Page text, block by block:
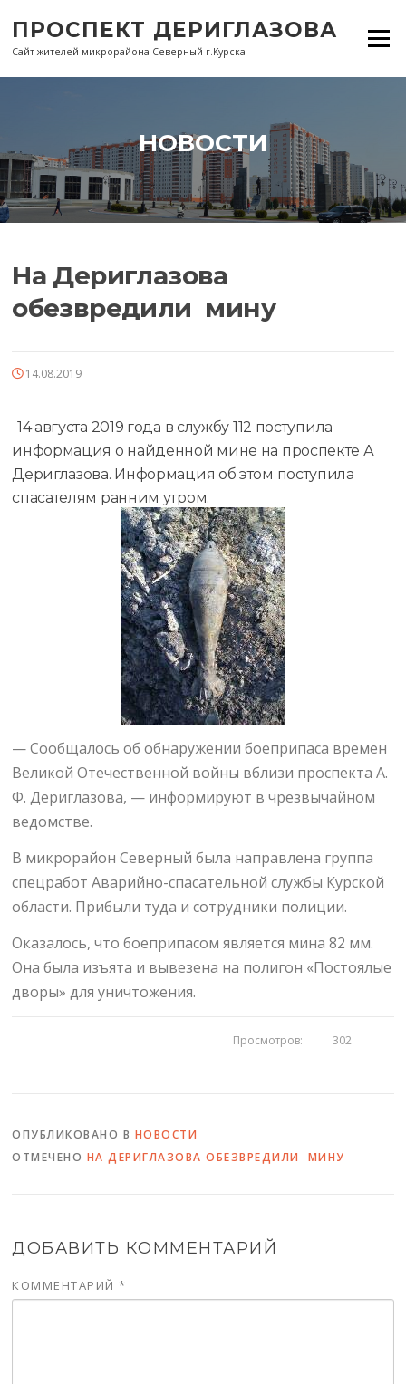
содержанию
ПРОСПЕКТ ДЕРИГЛАЗОВА
Сайт жителей микрорайона Северный г.Курска
Меню
НОВОСТИ
На Дериглазова
обезвредили мину
14.08.2019
14 августа 2019 года в службу 112 поступила
информация о найденной мине на проспекте А
Дериглазова. Информация об этом поступила
спасателям ранним утром.
— Сообщалось об обнаружении боеприпаса времен
Великой Отечественной войны вблизи проспекта А.
Ф. Дериглазова, — информируют в чрезвычайном
ведомстве.
В микрорайон Северный была направлена группа
спецработ Аварийно-спасательной службы Курской
области. Прибыли туда и сотрудники полиции.
Оказалось, что боеприпасом является мина 82 мм.
Она была изъята и вывезена на полигон «Постоялые
дворы» для уничтожения.
Просмотров: 302
ОПУБЛИКОВАНО В НОВОСТИ
ОТМЕЧЕНО НА ДЕРИГЛАЗОВА ОБЕЗВРЕДИЛИ МИНУ
ДОБАВИТЬ КОММЕНТАРИЙ
КОММЕНТАРИЙ*